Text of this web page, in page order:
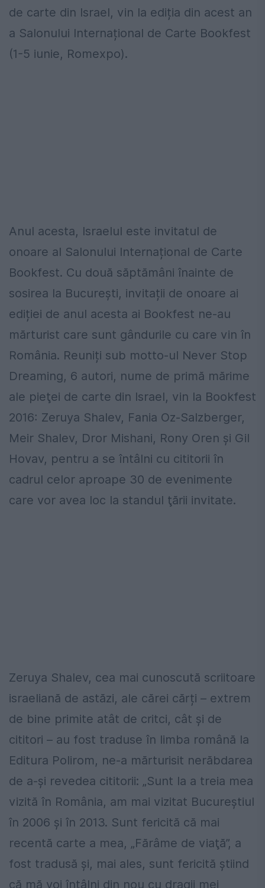
de carte din Israel, vin la ediția din acest an
a Salonului Internațional de Carte Bookfest
(1-5 iunie, Romexpo).
Anul acesta, Israelul este invitatul de
onoare al Salonului Internațional de Carte
Bookfest. Cu două săptămâni înainte de
sosirea la București, invitații de onoare ai
ediției de anul acesta ai Bookfest ne-au
mărturist care sunt gândurile cu care vin în
România. Reuniți sub motto-ul Never Stop
Dreaming, 6 autori, nume de primă mărime
ale pieţei de carte din Israel, vin la Bookfest
2016: Zeruya Shalev, Fania Oz-Salzberger,
Meir Shalev, Dror Mishani, Rony Oren şi Gil
Hovav, pentru a se întâlni cu cititorii în
cadrul celor aproape 30 de evenimente
care vor avea loc la standul ţării invitate.
Zeruya Shalev, cea mai cunoscută scriitoare
israeliană de astăzi, ale cărei cărți – extrem
de bine primite atât de critci, cât și de
cititori – au fost traduse în limba română la
Editura Polirom, ne-a mărturisit nerăbdarea
de a-și revedea cititorii: „Sunt la a treia mea
vizită în România, am mai vizitat Bucureştiul
în 2006 şi în 2013. Sunt fericită că mai
recentă carte a mea, „Fărâme de viaţă”, a
fost tradusă şi, mai ales, sunt fericită ştiind
că mă voi întâlni din nou cu dragii mei